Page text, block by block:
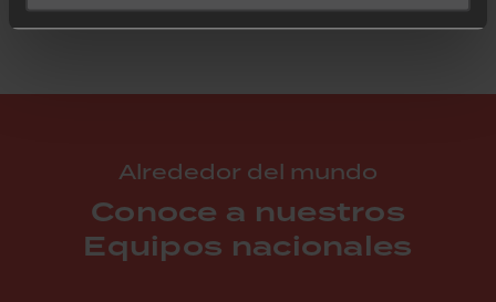
Alrededor del mundo
Conoce a nuestros
Equipos nacionales